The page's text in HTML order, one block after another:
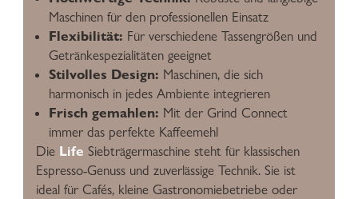
Maschinen für den professionellen Einsatz
Flexibilität: Für verschiedene Tassengrößen und
Getränkespezialitäten geeignet
Stilvolles Design: Maschinen, die sich
harmonisch in jedes Ambiente integrieren
Frisch gemahlen: Mit der Grind Connect
immer das perfekte Kaffeemehl
Die Life Siebträgermaschine steht für klassischen
Espresso-Genuss und zuverlässige Technik. Sie ist
ideal für Cafés, kleine Gastronomiebetriebe oder